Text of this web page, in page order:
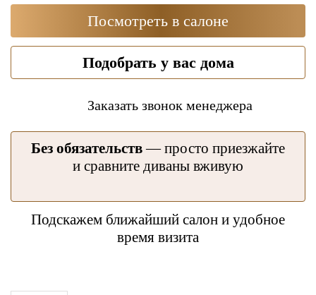
Посмотреть в салоне
Подобрать у вас дома
Заказать звонок менеджера
Без обязательств— просто приезжайте
и сравните диваны вживую
Подскажем ближайший салон и удобное
время визита